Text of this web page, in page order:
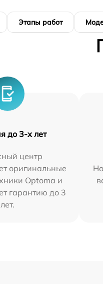
Этапы работ
до 3-х лет
центр
оригинальные
Optoma и
гарантию до 3
лет.